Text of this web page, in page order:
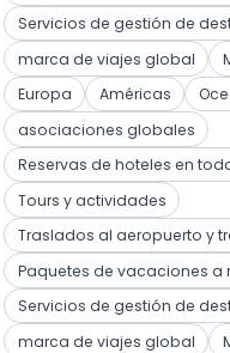
Servicios de gestión de
marca de viajes global
Europa
Américas
asociaciones globales
Reservas de hoteles en
Tours y actividades
Traslados al aeropuerto y
Paquetes de vacaciones a
Servicios de gestión de
marca de viajes global